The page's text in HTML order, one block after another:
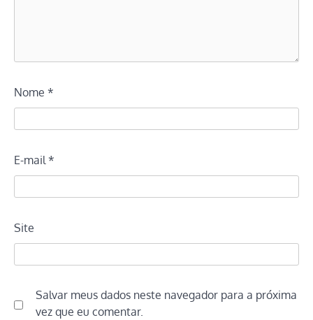
Nome *
E-mail*
Site
Salvar meus dados neste navegador para a próxima
vez que eu comentar.